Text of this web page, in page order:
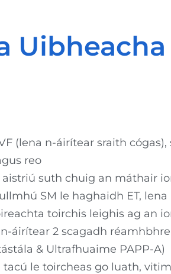
(lena n-áirítear sraith
reo
aistriú suth chuig an máthair
SM le haghaidh ET,
toirchis leighis ag an
áirítear 2 scagadh
& Ultrafhuaime PAPP-A)
tacú le toircheas go luath,